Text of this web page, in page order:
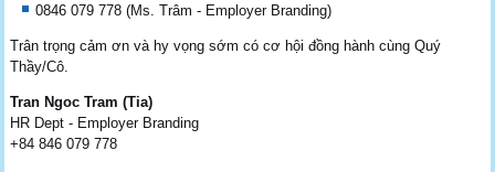
0846 079 778 (Ms. Trâm - Employer Branding)
Trân trọng cảm ơn và hy vọng sớm có cơ hội đồng hành cùng Quý
Thầy/Cô.
Tran Ngoc Tram (Tia)
HR Dept - Employer Branding
+84 846 079 778